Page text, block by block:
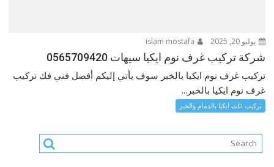
يوليو 20, 2025
شركة تركيب غرف نوم ايكيا سيهات 0565709420
تركيب غرف نوم ايكيا بالخبر سوف يأتي إليكم أفضل فني فك تركيب
غرف نوم ايكيا بالخبر...
تركيب اثاث ايكيا بالدمام والخبر